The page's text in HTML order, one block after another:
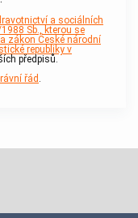
a sociálních
Sb., kterou se
zákon České národní
republiky v
předpisů.
řád